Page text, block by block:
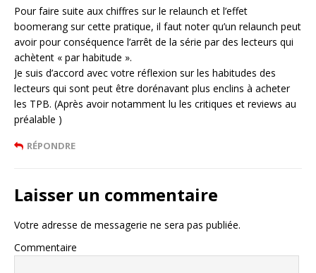
Pour faire suite aux chiffres sur le relaunch et l’effet
boomerang sur cette pratique, il faut noter qu’un relaunch peut
avoir pour conséquence l’arrêt de la série par des lecteurs qui
achètent « par habitude ».
Je suis d’accord avec votre réflexion sur les habitudes des
lecteurs qui sont peut être dorénavant plus enclins à acheter
les TPB. (Après avoir notamment lu les critiques et reviews au
préalable )
RÉPONDRE
Laisser un commentaire
Votre adresse de messagerie ne sera pas publiée.
Commentaire